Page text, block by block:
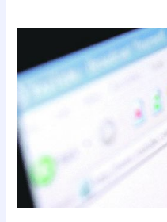
ganó
un
juicio
a
un
canal
de
TV